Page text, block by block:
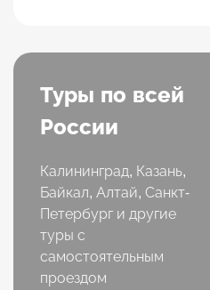
Туры по всей
России
Калининград, Казань,
Байкал, Алтай, Санкт-
Петербург и другие
туры с
самостоятельным
проездом